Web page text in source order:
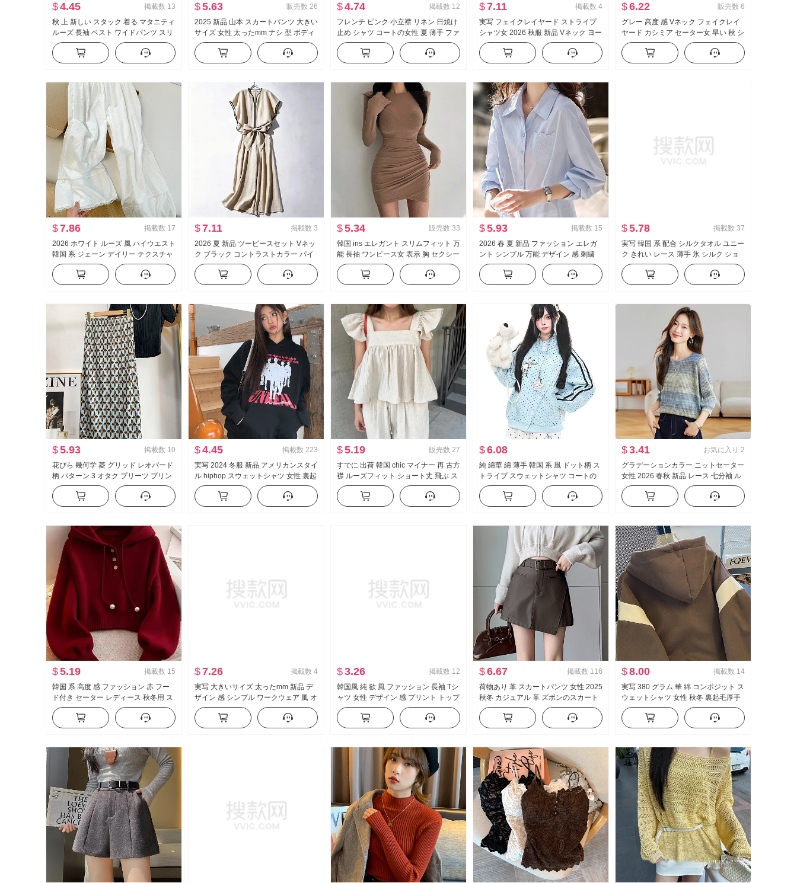
$4.45 掲載数 13
秋 上 新しい スタック 着る マタニティ
ルーズ 長袖 ベスト ワイドパンツ スリ
ーピース セットアップ
$5.63 販売数 26
2025 新品 山本 スカートパンツ 大きい
サイズ 女性 太ったmm ナシ 型 ボディ
ピース 着る かける ハイウエスト ルー
ズフィット ワイドパンツ 子夏 薄い
$4.74 掲載数 12
フレンチ ピンク 小立襟 リネン 日焼け
止め シャツ コートの女性 夏 薄手 ファ
ッション 減齢 コットンリネン カーデ
ィガン トップス
$7.11 掲載数 4
実写 フェイクレイヤード ストライプ
シャツ女 2026 秋服 新品 Vネック ヨー
ロッパ商品 ヴィンテージ デザイン 感
パッチワーク
$6.22 販売数 6
グレー 高度 感 Vネック フェイクレイ
ヤード カシミア セーター女 早い 秋 シ
ョート丈 ルーズフィット ルーズ 風 ニ
ットセーター トップス
$7.86 掲載数 17
2026 ホワイト ルーズ 風 ハイウエスト
韓国 系 ジェーン デイリー テクスチャ
感 レースパッチワーク カジュアル ワ
イドパンツ女
$7.11 掲載数 3
2026 夏 新品 ツーピースセット Vネッ
ク ブラック コントラストカラー パイ
ピング 半袖 バットウィングスリーブ
トップス ウエスト ストラップ
$5.34 販売数 33
韓国 ins エレガント スリムフィット 万
能 長袖 ワンピース女 表示 胸 セクシー
タイトスカート 内 かける ペチコート
秋冬 新しい
$5.93 掲載数 15
2026 春 夏 新品 ファッション エレガ
ント シンプル 万能 デザイン 感 刺繍
長袖 シャツ
$5.78 掲載数 37
実写 韓国 系 配合 シルクタオル ユニー
ク きれい レース 薄手 氷 シルク ショ
ート 袖針 織姫 夏 減齢 オープンカラー
トップス
$5.93 掲載数 10
花びら 幾何学 菱 グリッド レオパード
柄 パターン 3 オタク プリーツ プリン
ト 2025 夏 新品 涼しい ミディアムレ
ングス ハーフ スカート
$4.45 掲載数 223
実写 2024 冬服 新品 アメリカンスタイ
ル hiphop スウェットシャツ 女性 裏起
毛 ポートレート プリント カジュアル
フード付き カップル トップス
$5.19 販売数 27
すでに 出荷 韓国 chic マイナー 再 古方
襟 ルーズフィット ショート丈 飛ぶ ス
リーブ シャツ ハイウエスト レースア
ップ ワイドパンツ
$6.08
純 綿華 綿 薄手 韓国 系 風 ドット柄 ス
トライプ スウェットシャツ コートの
女性 秋 新品 斜め バックル 万能 ルー
ズフィット
$3.41 お気に入り 2
グラデーションカラー ニットセーター
女性 2026 春秋 新品 レース 七分袖 ル
ーズフィット カジュアル ストライプ
上 シャツ レディーストップス 薄い
$5.19 掲載数 15
韓国 系 高度 感 ファッション 赤 フー
ド付き セーター レディース 秋冬用 ス
イート 優しさ 風 スーパー 美しい トッ
プス
$7.26 掲載数 4
実写 大きいサイズ 太ったmm 新品 デ
ザイン 感 シンプル ワークウェア 風 オ
ープンカラー 引き出し ロープ シャツ
カバー 肉 スリム効果 トップス
$3.26 掲載数 12
韓国風 純 欲 風 ファッション 長袖 Tシ
ャツ 女性 デザイン 感 プリント トップ
ス ins
$6.67 掲載数 116
荷物あり 革 スカートパンツ 女性 2025
秋冬 カジュアル 革 ズボンのスカート
万能 スカート PUレザー ミニスカート
ハイウエスト A字 スカートパンツ
$8.00 掲載数 14
実写 380 グラム 華 綿 コンポジット ス
ウェットシャツ 女性 秋冬 裏起毛厚手
フード付き カーディガンコート トッ
プス 大きいサイズ 婦人服